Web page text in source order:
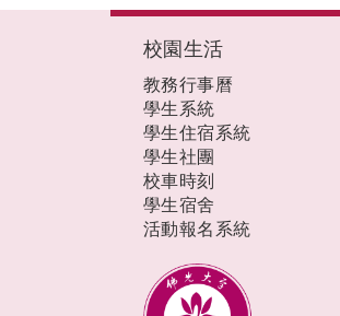
校園生活
教務行事曆
學生系統
學生住宿系統
學生社團
校車時刻
學生宿舍
活動報名系統